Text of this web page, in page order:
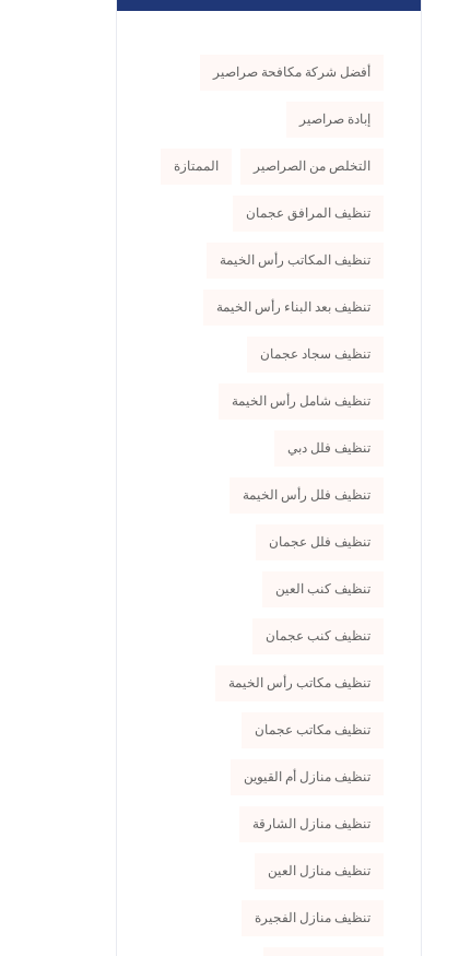
أفضل شركة مكافحة صراصير
إبادة صراصير
التخلص من الصراصير الممتازة
تنظيف المرافق عجمان
تنظيف المكاتب رأس الخيمة
تنظيف بعد البناء رأس الخيمة
تنظيف سجاد عجمان
تنظيف شامل رأس الخيمة
تنظيف فلل دبي
تنظيف فلل رأس الخيمة
تنظيف فلل عجمان
تنظيف كنب العين
تنظيف كنب عجمان
تنظيف مكاتب رأس الخيمة
تنظيف مكاتب عجمان
تنظيف منازل أم القيوين
تنظيف منازل الشارقة
تنظيف منازل العين
تنظيف منازل الفجيرة